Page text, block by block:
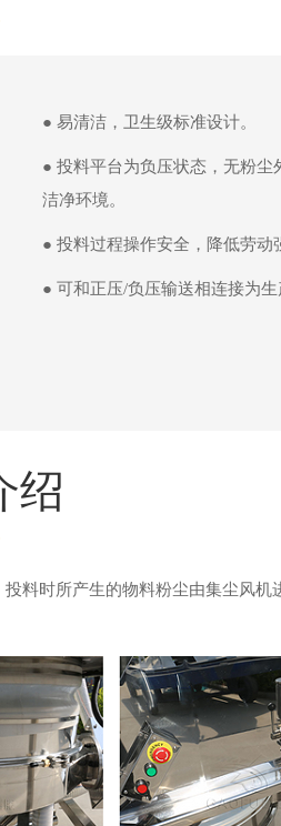
● 易清洁，卫生级标准设计。
● 投料平台为负压状态，无粉
洁净环境。
● 投料过程操作安全，降低劳动
● 可和正压/负压输送相连接为生
绍
料时所产生的物料粉尘由集尘风